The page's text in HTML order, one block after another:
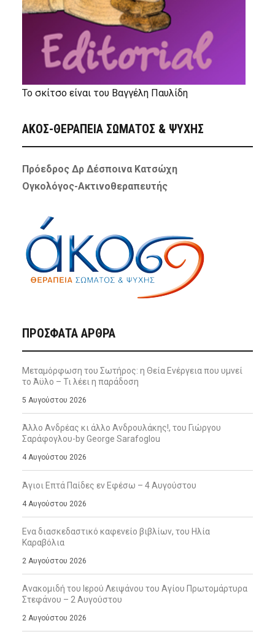
Το σκίτσο είναι του Βαγγέλη Παυλίδη
ΑΚΟΣ-ΘΕΡΑΠΕΙΑ ΣΩΜΑΤΟΣ & ΨΥΧΗΣ
Πρόεδρος Δρ Δέσποινα Κατσώχη
Ογκολόγος-Ακτινοθεραπευτής
ΠΡΌΣΦΑΤΑ ΆΡΘΡΑ
Μεταμόρφωση του Σωτήρος: η Θεία Ενέργεια που υμνεί
το Άϋλο – Τι λέει η παράδοση
5 Αυγούστου 2026
Άλλο Ανδρέας κι άλλο Ανδρουλάκης!, του Γιώργου
Σαράφογλου-by George Sarafoglou
4 Αυγούστου 2026
Άγιοι Επτά Παίδες εν Εφέσω – 4 Αυγούστου
4 Αυγούστου 2026
Ενα διασκεδαστικό καφενείο βιβλίων, του Ηλία
Καραβόλια
2 Αυγούστου 2026
Ανακομιδή του Ιερού Λειψάνου του Αγίου Πρωτομάρτυρα
Στεφάνου – 2 Αυγούστου
2 Αυγούστου 2026